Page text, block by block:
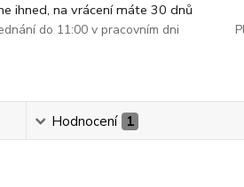
ihned, na vrácení máte 30 dnů
do 11:00 v pracovním dni
Hodnocení 1